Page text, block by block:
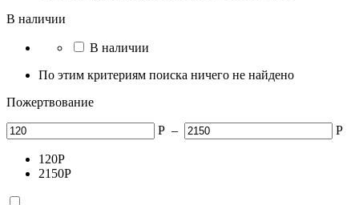
В наличии
В наличии
По этим критериям поиска ничего не найдено
Пожертвование
Р – Р
120Р
2150Р